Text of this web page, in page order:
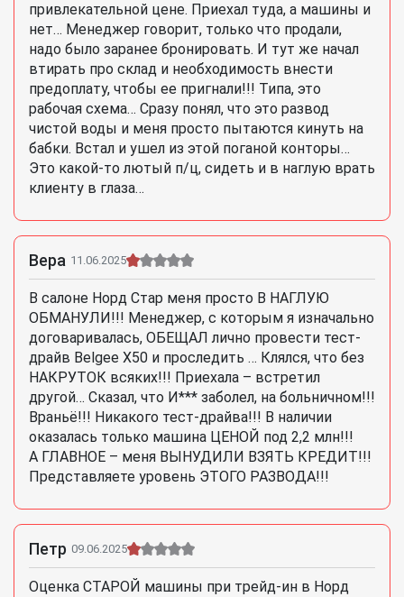
привлекательной цене. Приехал туда, а машины и
нет… Менеджер говорит, только что продали,
надо было заранее бронировать. И тут же начал
втирать про склад и необходимость внести
предоплату, чтобы ее пригнали!!! Типа, это
рабочая схема… Сразу понял, что это развод
чистой воды и меня просто пытаются кинуть на
бабки. Встал и ушел из этой поганой конторы…
Это какой-то лютый п/ц, сидеть и в наглую врать
клиенту в глаза…
Вера 11.06.2025
В салоне Норд Стар меня просто В НАГЛУЮ
ОБМАНУЛИ!!! Менеджер, с которым я изначально
договаривалась, ОБЕЩАЛ лично провести тест-
драйв Belgee X50 и проследить … Клялся, что без
НАКРУТОК всяких!!! Приехала – встретил
другой… Сказал, что И*** заболел, на больничном!!!
Враньё!!! Никакого тест-драйва!!! В наличии
оказалась только машина ЦЕНОЙ под 2,2 млн!!!
А ГЛАВНОЕ – меня ВЫНУДИЛИ ВЗЯТЬ КРЕДИТ!!!
Представляете уровень ЭТОГО РАЗВОДА!!!
Петр 09.06.2025
Оценка СТАРОЙ машины при трейд-ин в Норд